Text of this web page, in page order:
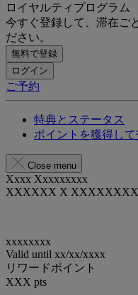
ロイヤルティプログラム
今すぐ登録して、滞在ご
ださい。
無料で登録
ログイン
ご予約
特典とステータス
ポイントを獲得して
Close menu
Xxxx Xxxxxxxxx
XXXXXX X
xxxxxxxx
Valid until xx/xx/xxxx
リワードポイント
XXX pts